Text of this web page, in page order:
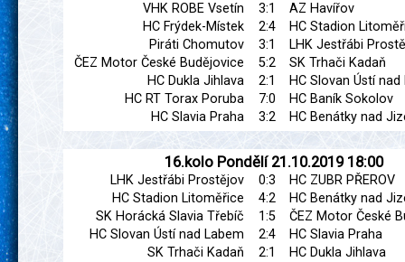
VHK ROBE Vsetín
3:1
AZ Havířov
HC Frýdek-Místek
2:4
HC Stadion
Piráti Chomutov
3:1
LHK Jestřábi
ČEZ Motor České Budějovice
5:2
SK Trhači Kadaň
HC Dukla Jihlava
2:1
HC Slovan Ústí nad
HC RT Torax Poruba
7:0
HC Baník Sokolov
HC Slavia Praha
3:2 HC Benátky nad
16.kolo Pondělí 21.10.2019 18:00
LHK Jestřábi Prostějov 0:3
HC ZUBR PŘEROV
HC Stadion Litoměřice
4:2
HC Benátky nad
SK Horácká Slavia Třebíč
1:5
ČEZ Motor České
HC Slovan Ústí nad Labem
2:4
HC Slavia Praha
SK Trhači Kadaň
2:1
HC Dukla Jihlava